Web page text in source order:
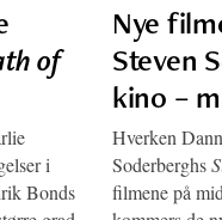
of
i
Bonds
Nye
Steven
kino –
Hverken
Soderberghs
filmene på